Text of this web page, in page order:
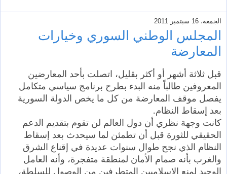
الجمعة، 16 سبتمبر 2011
المجلس الوطني السوري وخيارات
المعارضة
قبل ثلاثة أشهر أو أكثر بقليل، اتصلت بأحد المعارضين
المعروفين طالباً منه البدء بطرح برنامج سياسي متكامل
يفصل موقف المعارضة من كل ما يخص الدولة السورية
بعد إسقاط النظام.
كانت وجهة نظري أن دول العالم لن تقوم بتقديم الدعم
الحقيقي للثورة قبل أن تطمئن لما سيحدث بعد إسقاط
النظام الذي نجح طوال سنوات عديدة في إقناع الشرق
والغرب بأنه صمام الأمان لمنطقة متفجرة، وأنه العامل
الوحيد لمنع الإسلاميين المتطرفين من الوصول للسلطة،